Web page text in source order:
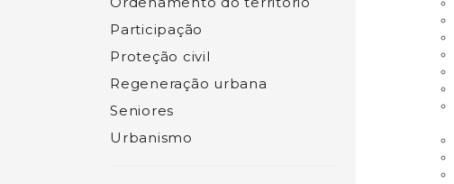
Participação
Proteção civil
Regeneração urbana
Seniores
Urbanismo